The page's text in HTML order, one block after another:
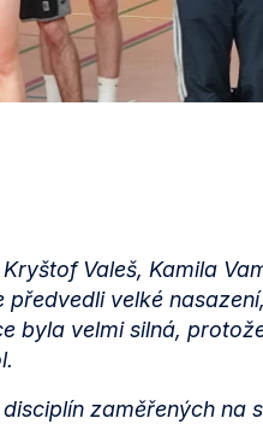
Valeš, Kamila
velké nasazení,
byla velmi silná,
zaměřených na